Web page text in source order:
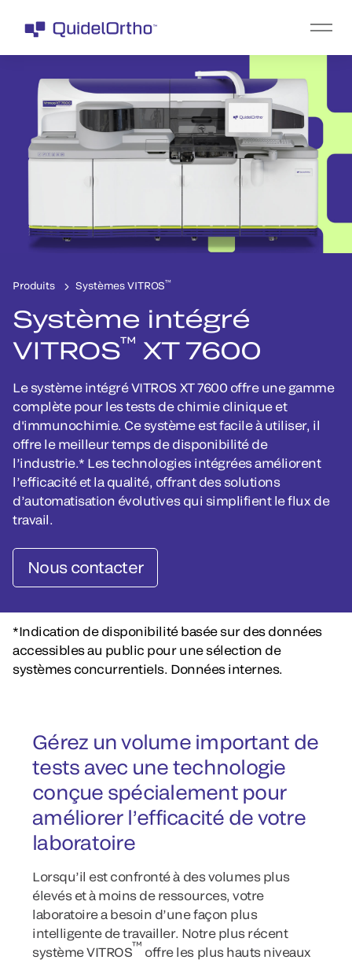
Produits Systèmes VITROS™
Système intégré
VITROS™ XT 7600
Le système intégré VITROS XT 7600 offre une gamme
complète pour les tests de chimie clinique et
d'immunochimie. Ce système est facile à utiliser, il
offre le meilleur temps de disponibilité de
l’industrie.* Les technologies intégrées améliorent
l’efficacité et la qualité, offrant des solutions
d’automatisation évolutives qui simplifient le flux de
travail.
Nous contacter
*Indication de disponibilité basée sur des données
accessibles au public pour une sélection de
systèmes concurrentiels. Données internes.
Gérez un volume important de
tests avec une technologie
conçue spécialement pour
améliorer l’efficacité de votre
laboratoire
Lorsqu’il est confronté à des volumes plus
élevés et à moins de ressources, votre
laboratoire a besoin d’une façon plus
intelligente de travailler. Notre plus récent
système VITROS™ offre les plus hauts niveaux